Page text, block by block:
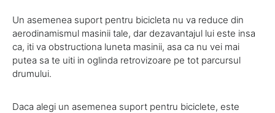
Un asemenea suport pentru bicicleta nu va reduce din
aerodinamismul masinii tale, dar dezavantajul lui este insa
ca, iti va obstructiona luneta masinii, asa ca nu vei mai
putea sa te uiti in oglinda retrovizoare pe tot parcursul
drumului.
Daca alegi un asemenea suport pentru biciclete, este